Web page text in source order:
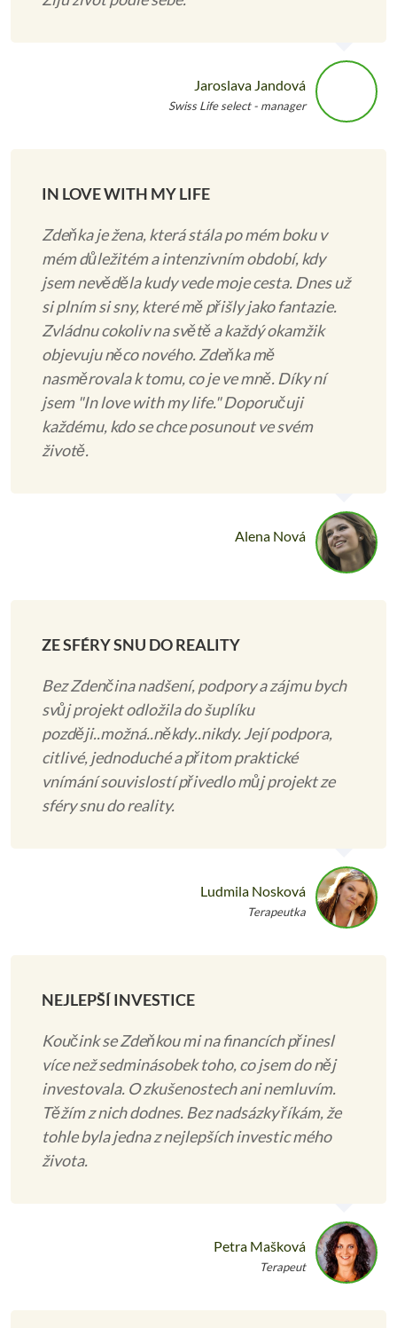
Jaroslava Jandová
Swiss Life select - manager
IN LOVE WITH MY LIFE
Zdeňka je žena, která stála po mém boku v
mém důležitém a intenzivním období, kdy
jsem nevěděla kudy vede moje cesta. Dnes už
si plním si sny, které mě přišly jako fantazie.
Zvládnu cokoliv na světě a každý okamžik
objevuju něco nového. Zdeňka mě
nasměrovala k tomu, co je ve mně. Díky ní
jsem "In love with my life." Doporučuji
každému, kdo se chce posunout ve svém
životě.
Alena Nová
ZE SFÉRY SNU DO REALITY
Bez Zdenčina nadšení, podpory a zájmu bych
svůj projekt odložila do šuplíku
později..možná..někdy..nikdy. Její podpora,
citlivé, jednoduché a přitom praktické
vnímání souvislostí přivedlo můj projekt ze
sféry snu do reality.
Ludmila Nosková
Terapeutka
NEJLEPŠÍ INVESTICE
Koučink se Zdeňkou mi na financích přinesl
více než sedminásobek toho, co jsem do něj
investovala. O zkušenostech ani nemluvím.
Těžím z nich dodnes. Bez nadsázky říkám, že
tohle byla jedna z nejlepších investic mého
života.
Petra Mašková
Terapeut